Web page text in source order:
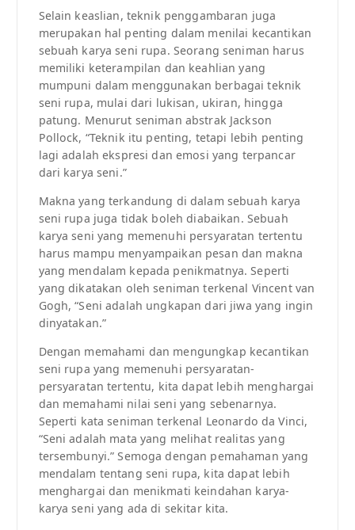
Selain keaslian, teknik penggambaran juga
merupakan hal penting dalam menilai kecantikan
sebuah karya seni rupa. Seorang seniman harus
memiliki keterampilan dan keahlian yang
mumpuni dalam menggunakan berbagai teknik
seni rupa, mulai dari lukisan, ukiran, hingga
patung. Menurut seniman abstrak Jackson
Pollock, “Teknik itu penting, tetapi lebih penting
lagi adalah ekspresi dan emosi yang terpancar
dari karya seni.”
Makna yang terkandung di dalam sebuah karya
seni rupa juga tidak boleh diabaikan. Sebuah
karya seni yang memenuhi persyaratan tertentu
harus mampu menyampaikan pesan dan makna
yang mendalam kepada penikmatnya. Seperti
yang dikatakan oleh seniman terkenal Vincent van
Gogh, “Seni adalah ungkapan dari jiwa yang ingin
dinyatakan.”
Dengan memahami dan mengungkap kecantikan
seni rupa yang memenuhi persyaratan-
persyaratan tertentu, kita dapat lebih menghargai
dan memahami nilai seni yang sebenarnya.
Seperti kata seniman terkenal Leonardo da Vinci,
“Seni adalah mata yang melihat realitas yang
tersembunyi.” Semoga dengan pemahaman yang
mendalam tentang seni rupa, kita dapat lebih
menghargai dan menikmati keindahan karya-
karya seni yang ada di sekitar kita.